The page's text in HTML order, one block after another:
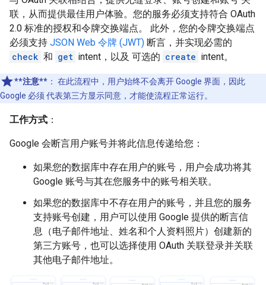
联，从而提供最佳用户体验。您的服务必须支持符合 OAuth
2.0 标准的授权和令牌交换端点。 此外，您的令牌交换端点
必须支持 JSON Web 令牌 (JWT) 断言，并实现必需的
check 和 get intent，以及 可选的 create intent。
**注意** ： 在此流程中，用户始终不会离开 Google 界面，因此
Google 必须 代表第三方显示同意，才能使流程正常运行。
工作方式 ：
Google 会断言用户账号并将此信息传递给您：
如果您的数据库中存在用户的账号，用户会成功将其
Google 账号与其在您服务中的账号相关联。
如果您的数据库中不存在用户的账号，并且您的服务
支持账号创建，用户可以使用 Google 提供的断言信
息（电子邮件地址、姓名和个人资料照片）创建新的
第三方账号，也可以选择使用 OAuth 关联登录并关联
其他电子邮件地址。